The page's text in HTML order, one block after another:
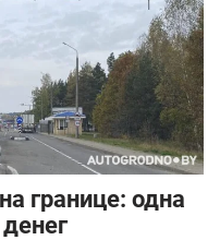
границе: одна